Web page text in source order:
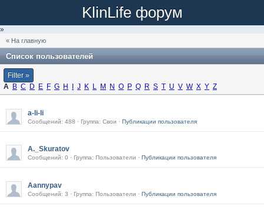
KlinLife форум
»
« На главную
Список пользователей
Filter »
A B C D E F G H J K L M N O P Q R S T U V W X Y Z
a-li-li
Сообщений: 488 · Группа: Свои · Публикации пользователя
A._Skuratov
Сообщений: 0 · Группа: Пользователи · Публикации пользователя
Aannypav
Сообщений: 3 · Группа: Пользователи · Публикации пользователя